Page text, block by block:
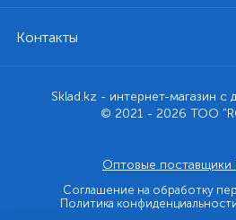
Контакты
Sklad.kz - интернет-магазин
© 2021 - 2026 ТОО
Оптовые поставщики
Соглашение на обработку
Политика